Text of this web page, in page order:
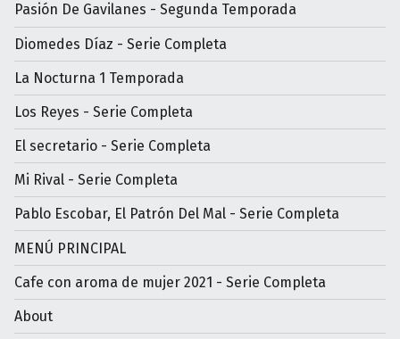
Pasión De Gavilanes - Segunda Temporada
Diomedes Díaz - Serie Completa
La Nocturna 1 Temporada
Los Reyes - Serie Completa
El secretario - Serie Completa
Mi Rival - Serie Completa
Pablo Escobar, El Patrón Del Mal - Serie Completa
MENÚ PRINCIPAL
Cafe con aroma de mujer 2021 - Serie Completa
About